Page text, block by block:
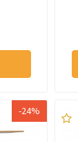
-24%